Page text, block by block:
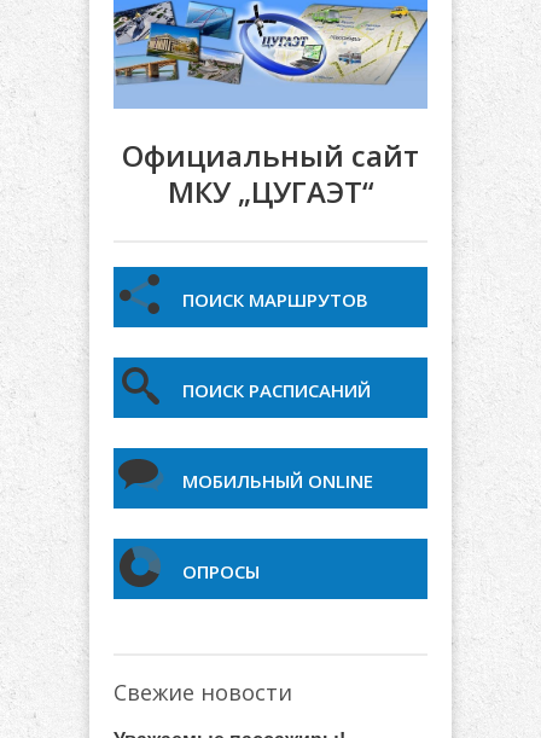
Официальный сайт
МКУ „ЦУГАЭТ“
ПОИСК МАРШРУТОВ
ПОИСК РАСПИСАНИЙ
МОБИЛЬНЫЙ ONLINE
ОПРОСЫ
Свежие новости